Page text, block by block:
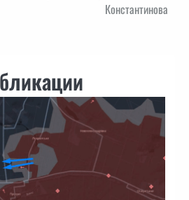
Константинова